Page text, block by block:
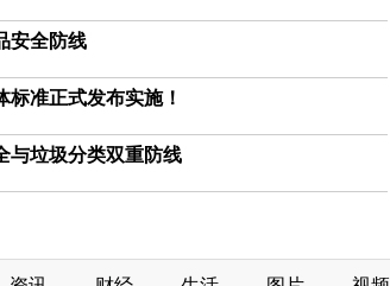
安全防线
准正式发布实施！
与垃圾分类双重防线